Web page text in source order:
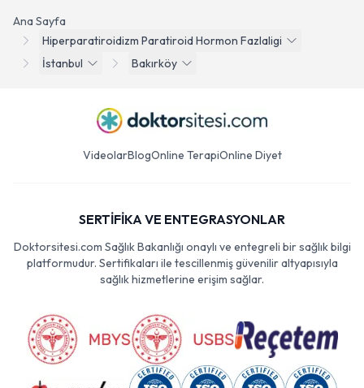
Ana Sayfa
Hiperparatiroidizm Paratiroid Hormon Fazlaligi
İstanbul
Bakırköy
VideolarBlogOnline TerapiOnline Diyet
SERTİFİKA VE ENTEGRASYONLAR
Doktorsitesi.com Sağlık Bakanlığı onaylı ve entegreli bir sağlık bilgi
platformudur. Sertifikaları ile tescillenmiş güvenilir altyapısıyla
sağlık hizmetlerine erişim sağlar.